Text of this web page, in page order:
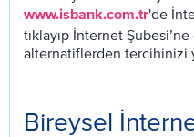
www.isbank.com.tr'de
tıklayıp İnternet
alternatiflerden tercihinizi
Bireysel